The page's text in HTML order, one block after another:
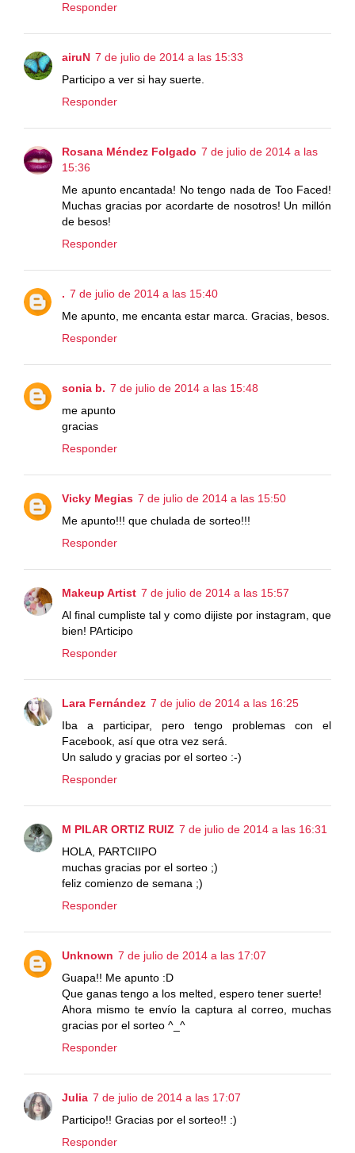
Responder
airuN 7 de julio de 2014 a las 15:33
Participo a ver si hay suerte.
Responder
Rosana Méndez Folgado 7 de julio de 2014 a las
15:36
Me apunto encantada! No tengo nada de Too Faced!
Muchas gracias por acordarte de nosotros! Un millón
de besos!
Responder
. 7 de julio de 2014 a las 15:40
Me apunto, me encanta estar marca. Gracias, besos.
Responder
sonia b. 7 de julio de 2014 a las 15:48
me apunto
gracias
Responder
Vicky Megias 7 de julio de 2014 a las 15:50
Me apunto!!! que chulada de sorteo!!!
Responder
Makeup Artist 7 de julio de 2014 a las 15:57
Al final cumpliste tal y como dijiste por instagram, que
bien! PArticipo
Responder
Lara Fernández 7 de julio de 2014 a las 16:25
Iba a participar, pero tengo problemas con el
Facebook, así que otra vez será.
Un saludo y gracias por el sorteo :-)
Responder
M PILAR ORTIZ RUIZ 7 de julio de 2014 a las 16:31
HOLA, PARTCIIPO
muchas gracias por el sorteo ;)
feliz comienzo de semana ;)
Responder
Unknown 7 de julio de 2014 a las 17:07
Guapa!! Me apunto :D
Que ganas tengo a los melted, espero tener suerte!
Ahora mismo te envío la captura al correo, muchas
gracias por el sorteo ^_^
Responder
Julia 7 de julio de 2014 a las 17:07
Participo!! Gracias por el sorteo!! :)
Responder